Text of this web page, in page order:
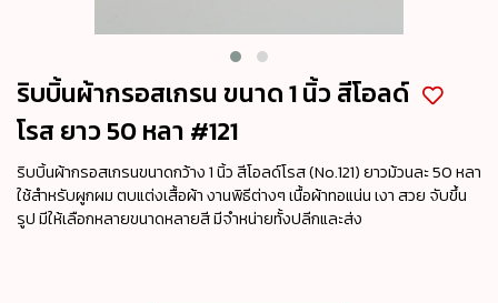
ริบบิ้นผ้ากรอสเกรน ขนาด 1 นิ้ว สีโอลด์
โรส ยาว 50 หลา #121
ริบบิ้นผ้ากรอสเกรนขนาดกว้าง 1 นิ้ว สีโอลด์โรส (No.121) ยาวม้วนละ 50 หลา
ใช้สำหรับผูกผม ตบแต่งเสื้อผ้า งานพิธีต่างๆ เนื้อผ้าทอแน่น เงา สวย จับขึ้น
รูป มีให้เลือกหลายขนาดหลายสี มีจำหน่ายทั้งปลีกและส่ง